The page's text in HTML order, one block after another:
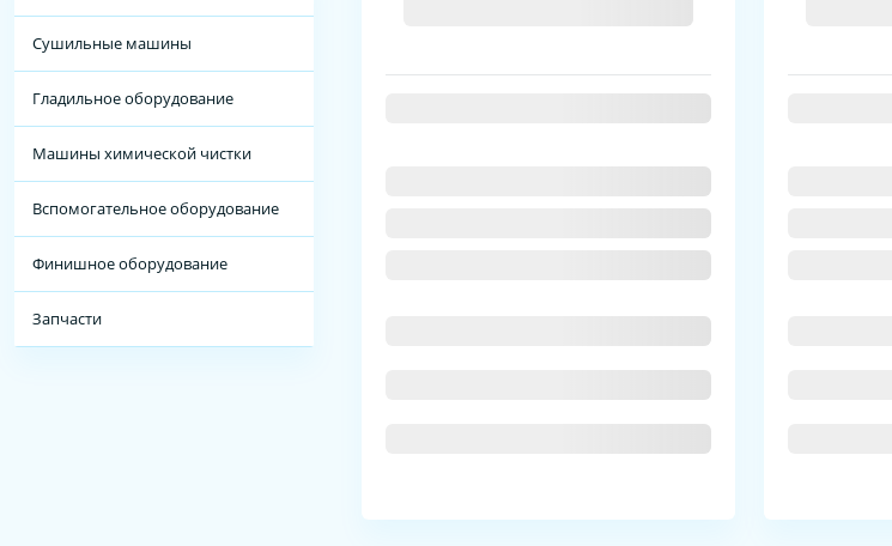
Сушильные машины
Гладильное оборудование
Машины химической чистки
Вспомогательное оборудование
Финишное оборудование
Запчасти